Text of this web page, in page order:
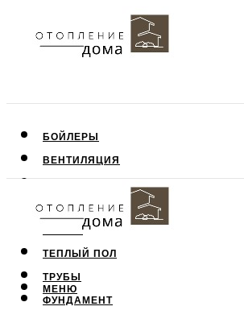
БОЙЛЕРЫ
ВЕНТИЛЯЦИЯ
ПОТОЛОК
СТЕНЫ
ТЕПЛЫЙ ПОЛ
ТРУБЫ
ФУНДАМЕНТ
МЕНЮ